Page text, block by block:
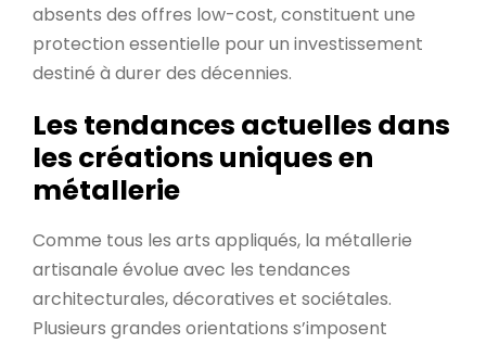
absents des offres low-cost, constituent une
protection essentielle pour un investissement
destiné à durer des décennies.
Les tendances actuelles dans
les créations uniques en
métallerie
Comme tous les arts appliqués, la métallerie
artisanale évolue avec les tendances
architecturales, décoratives et sociétales.
Plusieurs grandes orientations s’imposent